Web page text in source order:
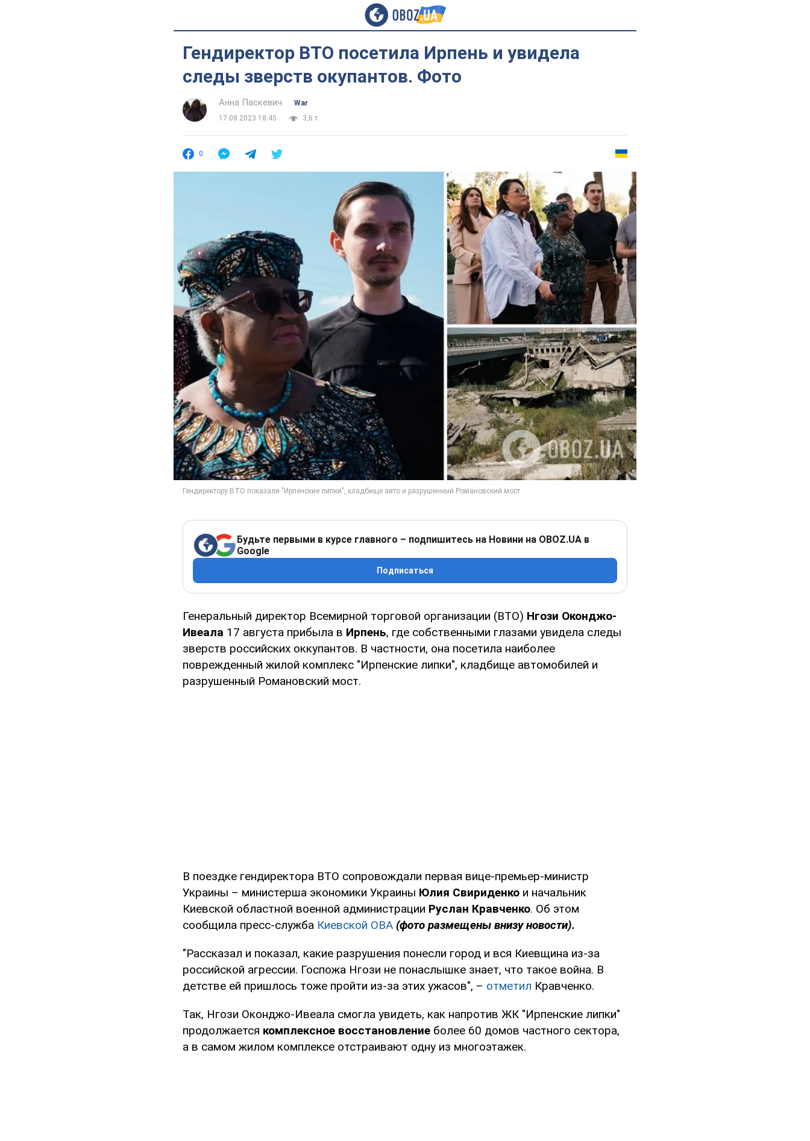
Гендиректор ВТО посетила Ирпень и увидела
следы зверств окупантов. Фото
Анна Паскевич
War
17.08.2023 18:45
3,6 т.
0
Будьте первыми в курсе главного – подпишитесь на Новини на OBOZ.UA в
Google
Подписаться
Генеральный директор Всемирной торговой организации (ВТО) Нгози Оконджо-
Ивеала 17 августа прибыла в Ирпень, где собственными глазами увидела следы
зверств российских оккупантов. В частности, она посетила наиболее
поврежденный жилой комплекс "Ирпенские липки", кладбище автомобилей и
разрушенный Романовский мост.
В поездке гендиректора ВТО сопровождали первая вице-премьер-министр
Украины – министерша экономики Украины Юлия Свириденко и начальник
Киевской областной военной администрации Руслан Кравченко. Об этом
сообщила пресс-служба Киевской ОВА (фото размещены внизу новости).
"Рассказал и показал, какие разрушения понесли город и вся Киевщина из-за
российской агрессии. Госпожа Нгози не понаслышке знает, что такое война. В
детстве ей пришлось тоже пройти из-за этих ужасов", – отметил Кравченко.
Так, Нгози Оконджо-Ивеала смогла увидеть, как напротив ЖК "Ирпенские липки"
продолжается комплексное восстановление более 60 домов частного сектора,
а в самом жилом комплексе отстраивают одну из многоэтажек.